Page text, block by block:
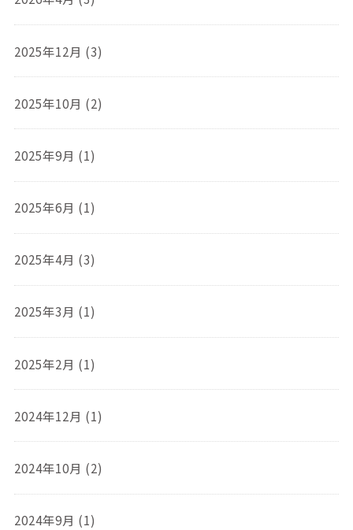
2025年12月 (3)
2025年10月 (2)
2025年9月 (1)
2025年6月 (1)
2025年4月 (3)
2025年3月 (1)
2025年2月 (1)
2024年12月 (1)
2024年10月 (2)
2024年9月 (1)